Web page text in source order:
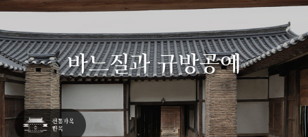
바느질과 규방공예